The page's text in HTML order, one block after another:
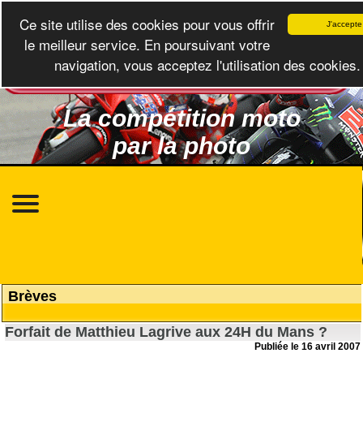
La compétition moto
par la photo
Brèves
Forfait de Matthieu Lagrive aux 24H du Mans ?
Publiée le 16 avril 2007
J'accepte
Ce site utilise des cookies pour vous offrir
le meilleur service. En poursuivant votre
navigation, vous acceptez l'utilisation des cookies.